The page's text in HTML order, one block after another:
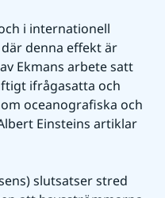
i internationell
denna effekt är
Ekmans arbete satt
ifrågasatta och
oceanografiska och
Einsteins artiklar
slutsatser stred